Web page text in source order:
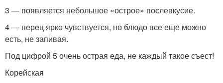
3 — появляется небольшое «острое» послевкусие.
4 — перец ярко чувствуется, но блюдо все еще можно
есть, не запивая.
Под цифрой 5 очень острая еда, не каждый такое съест!
Корейская